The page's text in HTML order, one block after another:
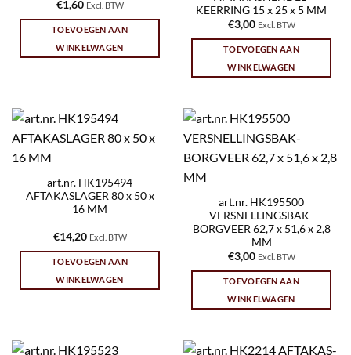
€1,60 Excl. BTW
TOEVOEGEN AAN
WINKELWAGEN
KEERRING 15 x 25 x 5 MM
€3,00 Excl. BTW
TOEVOEGEN AAN
WINKELWAGEN
art.nr. HK195494
AFTAKASLAGER 80 x 50 x
16 MM
€14,20 Excl. BTW
TOEVOEGEN AAN
WINKELWAGEN
art.nr. HK195500
VERSNELLINGSBAK-
BORGVEER 62,7 x 51,6 x 2,8
MM
€3,00 Excl. BTW
TOEVOEGEN AAN
WINKELWAGEN